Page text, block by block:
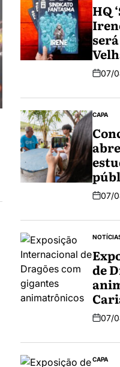
HQ
07/
CAPA
07/
de
07/
CAPA